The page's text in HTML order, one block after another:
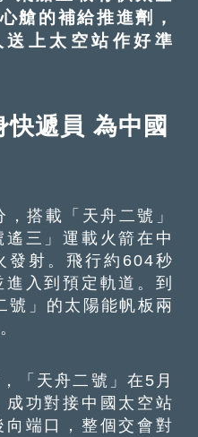
艙的補給推進劑，
上太空站作好準
快遞員 為中國
載「天舟二號」
三」運載火箭在中
發射。飛行約604秒
入到預定軌道。到
號」的太陽能帆板兩
天舟二號」在5月
功對接中國太空站
向端口，整個交會對